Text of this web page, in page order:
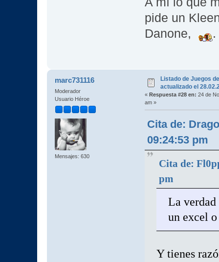
pide un
Danone,
.
marc731116
Moderador
Usuario Héroe
Mensajes: 630
Listado de Juegos
actualizado el
« Respuesta #28 en: 24 de
am »
Cita de:
09:24:53 pm
Cita de:
pm
La verdad
un excel
Y tienes